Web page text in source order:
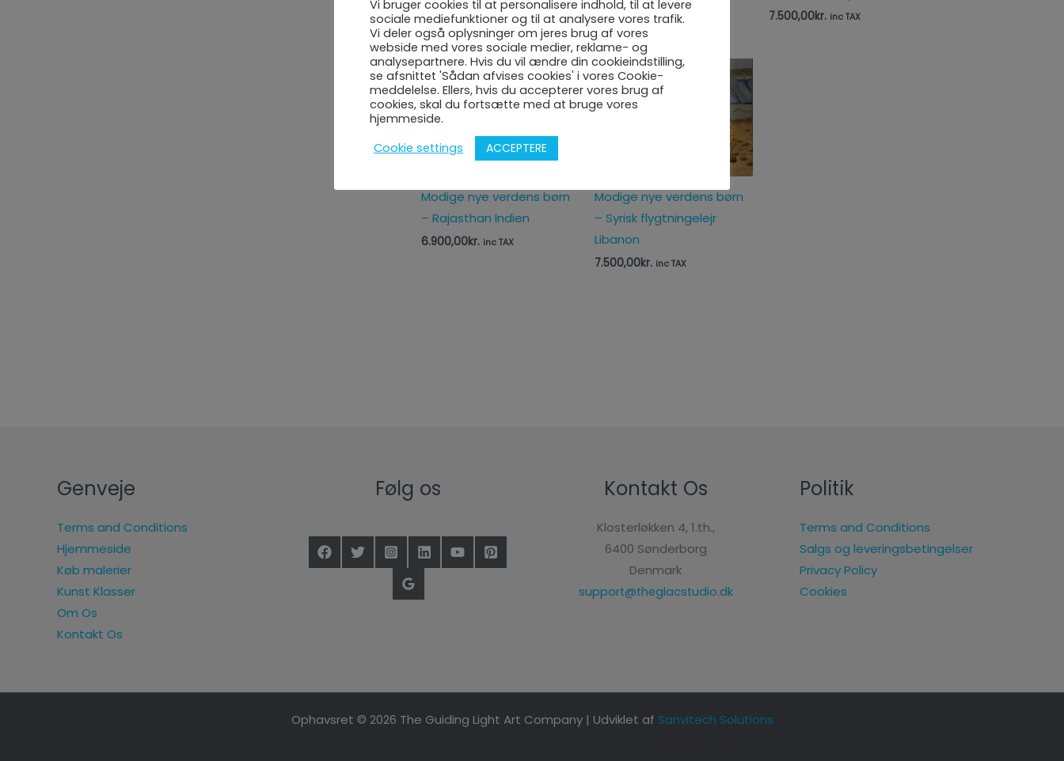
4.000,00kr. inc TAX 4.000,00kr. inc TAX 7.500,00kr. inc TAX
Modige nye verdens børn
– Rajasthan Indien
6.900,00kr. inc TAX
Modige nye verdens børn
– Syrisk flygtningelejr
Libanon
7.500,00kr. inc TAX
Genveje
Terms and Conditions
Hjemmeside
Køb malerier
Kunst Klasser
Om Os
Kontakt Os
Følg os Kontakt Os
Klosterløkken 4, 1.th.,
6400 Sønderborg
Denmark
support@theglacstudio.dk
Politik
Terms and Conditions
Salgs og leveringsbetingelser
Privacy Policy
Cookies
Ophavsret © 2026 The Guiding Light Art Company | Udviklet af Sanvitech Solutions
Vi bruger cookies til at personalisere indhold, til at levere
sociale mediefunktioner og til at analysere vores trafik.
Vi deler også oplysninger om jeres brug af vores
webside med vores sociale medier, reklame- og
analysepartnere. Hvis du vil ændre din cookieindstilling,
se afsnittet 'Sådan afvises cookies' i vores Cookie-
meddelelse. Ellers, hvis du accepterer vores brug af
cookies, skal du fortsætte med at bruge vores
hjemmeside.
Cookie settings
ACCEPTERE